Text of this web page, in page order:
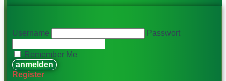
Username Passwort
Remember Me
Register